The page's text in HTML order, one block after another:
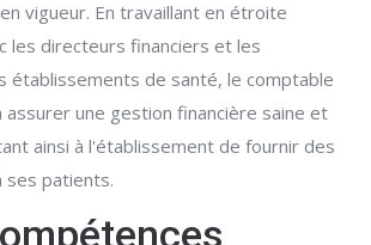
vigueur. En travaillant en étroite
les directeurs financiers et les
établissements de santé, le comptable
assurer une gestion financière saine et
ainsi à l'établissement de fournir des
ses patients.